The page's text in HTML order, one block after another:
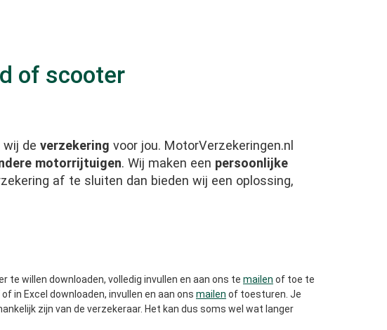
of scooter
wij de verzekering voor jou. MotorVerzekeringen.nl
motorrijtuigen. Wij maken een persoonlijke
af te sluiten dan bieden wij een oplossing,
willen downloaden, volledig invullen en aan ons te mailen of toe te
in Excel downloaden, invullen en aan ons mailen of toesturen. Je
zijn van de verzekeraar. Het kan dus soms wel wat langer